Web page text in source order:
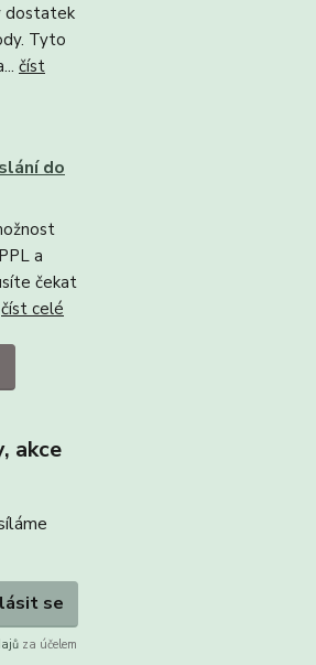
dostatek
Tyto
číst
do
a
čekat
číst celé
akce
se
za účelem